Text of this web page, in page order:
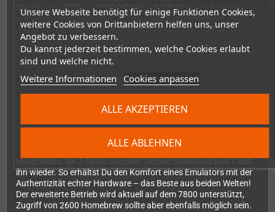
Unsere Webseite benötigt für einige Funktionen Cookies,
weitere Cookies von Drittanbietern helfen uns, unser
Angebot zu verbessern.
Du kannst jederzeit bestimmen, welche Cookies erlaubt
sind und welche nicht.
Weitere Informationen Cookies anpassen
ALLE ABLEHNEN
ALLE AKZEPTIEREN
Spielen von 7800- und 2600-Titeln mit 2 Buttons und einem
ergonomischen Controller. Der echte Clou ist jedoch der
erweiterte Modus: Bei entsprechend programmierter Software
kann der 7800 alle Tasten Deines Controllers auslesen und so
völlig neue Steuerungsmöglichkeiten bieten. Damit werden
selbst Homebrew-Entwicklungen noch vielseitiger!
zum ultimativen Retro-Gaming-Werkzeug. Die MegaDrive-
Controller ermöglichen dann eine besonders komfortable
Hauptmenü, die Z-Taste speichert Deinen Spielstand und Y lädt
ihn wieder. So erhältst Du den Komfort eines Emulators mit der
Authentizität echter Hardware – das Beste aus beiden Welten!
Der erweiterte Betrieb wird aktuell auf dem 7800 unterstützt,
Zugriff von 2600 Homebrew sollte aber ebenfalls möglich sein.